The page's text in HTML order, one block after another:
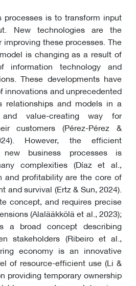
processes is to transform input
New technologies are the
these processes. The
is changing as a result of
information technology and
These developments have
innovations and unprecedented
relationships and models in a
value-creating way for
customers (Pérez-Pérez &
However, the efficient
business processes is
complexities (Díaz et al.,
and profitability are the core of
and survival (Ertz & Sun, 2024).
concept, and requires precise
(Alalääkkölä et al., 2023);
a broad concept describing
stakeholders (Ribeiro et al.,
economy is an innovative
of resource-efficient use (Li &
providing temporary ownership